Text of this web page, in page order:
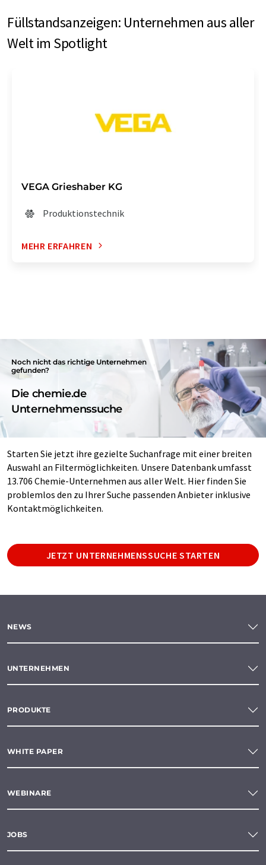
Füllstandsanzeigen: Unternehmen aus aller
Welt im Spotlight
VEGA Grieshaber KG
Produktionstechnik
MEHR ERFAHREN
Noch nicht das richtige Unternehmen
gefunden?
Die chemie.de
Unternehmenssuche
Starten Sie jetzt ihre gezielte Suchanfrage mit einer breiten
Auswahl an Filtermöglichkeiten. Unsere Datenbank umfasst
13.706 Chemie-Unternehmen aus aller Welt. Hier finden Sie
problemlos den zu Ihrer Suche passenden Anbieter inklusive
Kontaktmöglichkeiten.
JETZT UNTERNEHMENSSUCHE STARTEN
NEWS
UNTERNEHMEN
PRODUKTE
WHITE PAPER
WEBINARE
JOBS